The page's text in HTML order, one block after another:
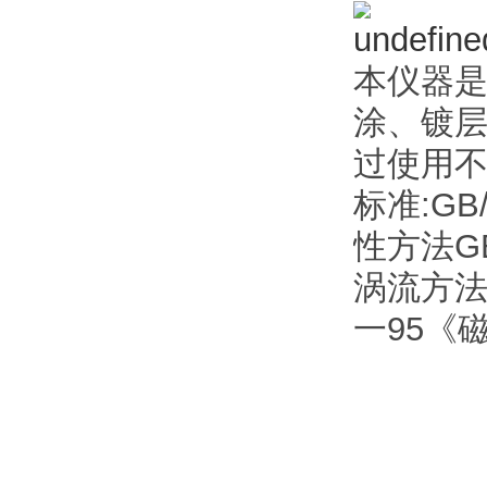
本仪器
涂、镀
过使用
标准
性方法
涡流方
一95《